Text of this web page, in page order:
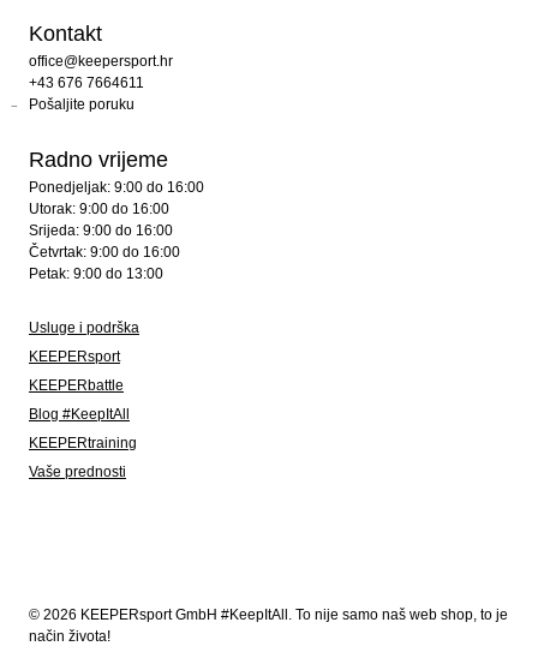
Kontakt
office@keepersport.hr
+43 676 7664611
Pošaljite poruku
Radno vrijeme
Ponedjeljak: 9:00 do 16:00
Utorak: 9:00 do 16:00
Srijeda: 9:00 do 16:00
Četvrtak: 9:00 do 16:00
Petak: 9:00 do 13:00
Usluge i podrška
KEEPERsport
KEEPERbattle
Blog #KeepItAll
KEEPERtraining
Vaše prednosti
© 2026 KEEPERsport GmbH #KeepItAll. To nije samo naš web shop, to je
način života!